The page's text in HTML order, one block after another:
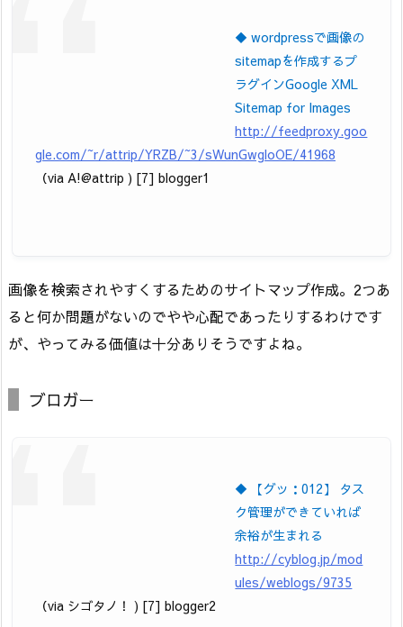
◆ wordpressで画像の
sitemapを作成するプ
ラグインGoogle XML
Sitemap for Images
http://feedproxy.goo
gle.com/~r/attrip/YRZB/~3/sWunGwgloOE/41968
（via A!@attrip ) [7] blogger1
画像を検索されやすくするためのサイトマップ作成。2つあ
ると何か問題がないのでやや心配であったりするわけです
が、やってみる価値は十分ありそうですよね。
ブロガー
◆ 【グッ：012】 タス
ク管理ができていれば
余裕が生まれる
http://cyblog.jp/mod
ules/weblogs/9735
（via シゴタノ！ ) [7] blogger2